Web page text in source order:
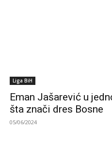
Liga BiH
Eman Jašarević u
šta znači dres Bosne
05/06/2024